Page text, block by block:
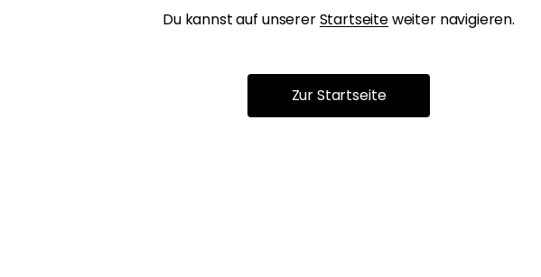
Du kannst auf unsererStartseiteweiter navigieren.
Zur Startseite